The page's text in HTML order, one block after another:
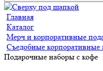
Главная
Каталог
Мерч и корпоративные
Съедобные корпоративные
Подарочные наборы с кофе